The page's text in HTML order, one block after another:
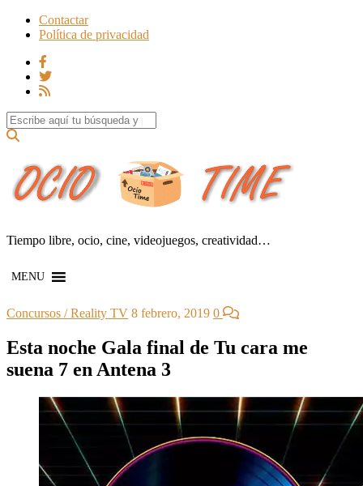
Contactar
Política de privacidad
Search for:
Tiempo libre, ocio, cine, videojuegos, creatividad…
MENU
Concursos / Reality TV 8 febrero, 2019 0
Esta noche Gala final de Tu cara me
suena 7 en Antena 3